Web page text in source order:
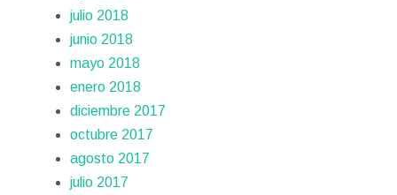
julio 2018
junio 2018
mayo 2018
enero 2018
diciembre 2017
octubre 2017
agosto 2017
julio 2017